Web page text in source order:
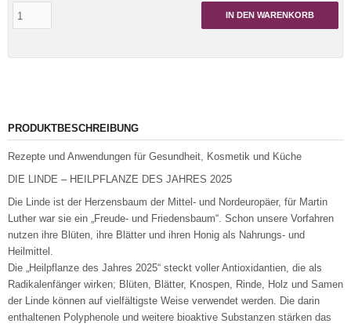
IN DEN WARENKORB
PRODUKTBESCHREIBUNG
Rezepte und Anwendungen für Gesundheit, Kosmetik und Küche
DIE LINDE – HEILPFLANZE DES JAHRES 2025
Die Linde ist der Herzensbaum der Mittel- und Nordeuropäer, für Martin
Luther war sie ein „Freude- und Friedensbaum“. Schon unsere Vorfahren
nutzen ihre Blüten, ihre Blätter und ihren Honig als Nahrungs- und
Heilmittel.
Die „Heilpflanze des Jahres 2025“ steckt voller Antioxidantien, die als
Radikalenfänger wirken; Blüten, Blätter, Knospen, Rinde, Holz und Samen
der Linde können auf vielfältigste Weise verwendet werden. Die darin
enthaltenen Polyphenole und weitere bioaktive Substanzen stärken das